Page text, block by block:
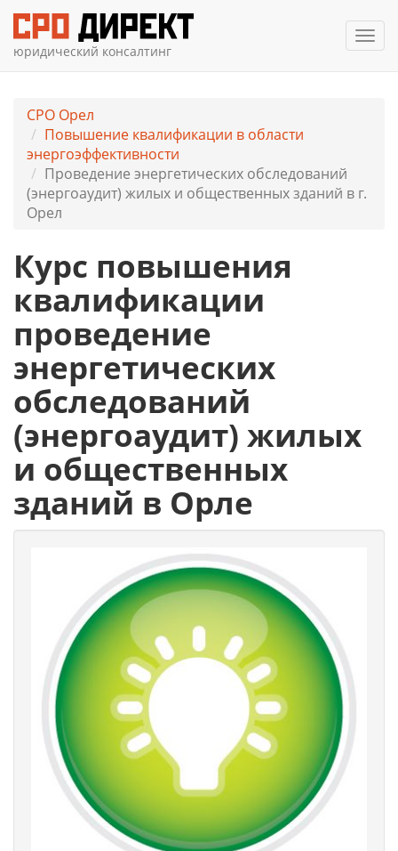
юридический консалтинг
СРО Орел
Повышение квалификации в области
энергоэффективности
Проведение энергетических обследований
(энергоаудит) жилых и общественных зданий в г.
Орел
Курс повышения
квалификации
проведение
энергетических
обследований
(энергоаудит) жилых
и общественных
зданий в Орле